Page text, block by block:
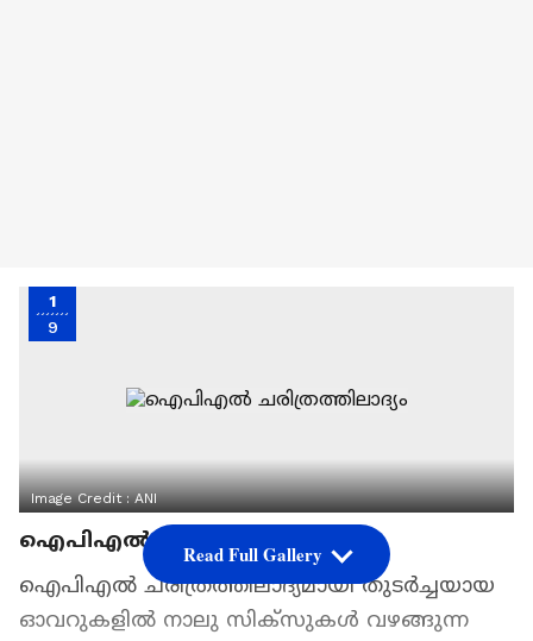
1
9
Image Credit :ANI
ഐപിഎല്‍ ചരിത്രത്തിലാദ്യം
ഐപിഎല്‍ ചരിത്രത്തിലാദ്യമായി തുടര്‍ച്ചയായ
ഓവറുകളില്‍ നാലു സിക്സുകള്‍ വഴങ്ങുന്ന
Read Full Gallery